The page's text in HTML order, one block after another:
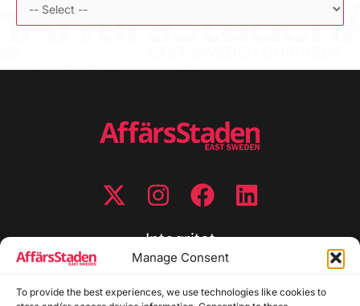
Manage Consent
To provide the best experiences, we use technologies like cookies to
Integritet
Cookiepolicy